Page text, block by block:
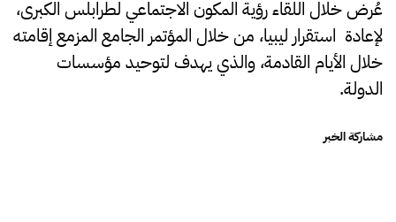
عُرض خلال اللقاء رؤية المكون الاجتماعي لطرابلس الكبرى،
لإعادة استقرار ليبيا، من خلال المؤتمر الجامع المزمع إقامته
خلال الأيام القادمة، والذي يهدف لتوحيد مؤسسات
الدولة.
مشاركة الخبر